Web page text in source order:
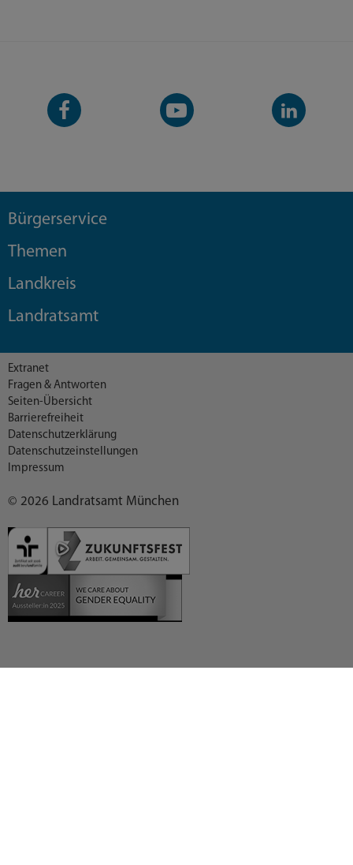
Facebook-
Seite
YouTube-
Kanal
LinkedIn-
Kanal
Bürgerservice
Themen
Landkreis
Landratsamt
© 2026 Landratsamt München
Extranet
Fragen & Antworten
Seiten-Übersicht
Barrierefreiheit
Datenschutzerklärung
Datenschutzeinstellungen
Impressum